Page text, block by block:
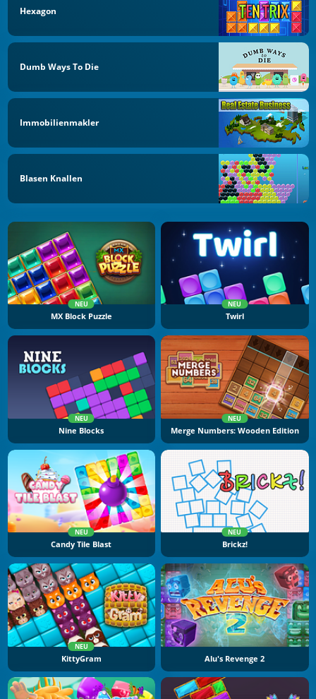
Hexagon
Dumb Ways To Die
Immobilienmakler
Blasen Knallen
NEU
MX Block Puzzle
NEU
Twirl
NEU
Nine Blocks
NEU
Merge Numbers: Wooden Edition
NEU
Candy Tile Blast
NEU
Brickz!
NEU
KittyGram Alu's Revenge 2